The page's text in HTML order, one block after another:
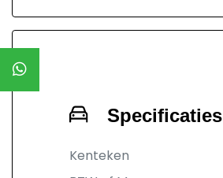
Specificaties
Kenteken